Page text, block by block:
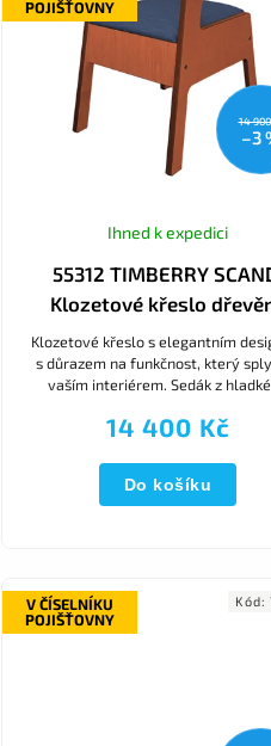
POJIŠŤOVNY
14 900
–3
55312 TIMBERRY
Klozetové křeslo
Ihned k expedici
14 400 Kč
Do košíku
Klozetové křeslo s elegantním
s důrazem na funkčnost, který
vaším interiérem. Sedák z
se čistí, zatímco...
V ČÍSELNÍKU
POJIŠŤOVNY
Kód: